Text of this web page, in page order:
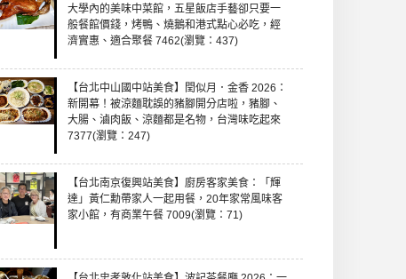
大學內的美味中菜館，五星飯店手藝卻只要一
般餐館價錢，烤鴨、燒鵝和港式點心必吃，經
濟實惠、適合聚餐 7462(瀏覽：437)
【台北中山國中站美食】閏似月．金香 2026：
新開幕！被涼麵耽誤的豬腳開分店啦，豬腳、
大腸、滷肉飯、涼麵都是名物，台灣味吃起來
7377(瀏覽：247)
【台北南京復興站美食】廚房客家美食：「輝
達」黃仁勳帶家人一起用餐，20年家常風味客
家小館，有商業午餐 7009(瀏覽：71)